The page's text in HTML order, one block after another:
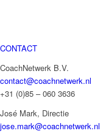
CONTACT
CoachNetwerk B.V.
contact@coachnetwerk.nl
+31 (0)85 – 060 3636
José Mark, Directie
jose.mark@coachnetwerk.nl